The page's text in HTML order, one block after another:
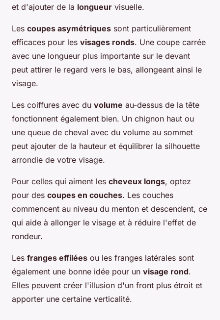
et d'ajouter de la longueur visuelle.
Les coupes asymétriques sont particulièrement
efficaces pour les visages ronds. Une coupe carrée
avec une longueur plus importante sur le devant
peut attirer le regard vers le bas, allongeant ainsi le
visage.
Les coiffures avec du volume au-dessus de la tête
fonctionnent également bien. Un chignon haut ou
une queue de cheval avec du volume au sommet
peut ajouter de la hauteur et équilibrer la silhouette
arrondie de votre visage.
Pour celles qui aiment les cheveux longs, optez
pour des coupes en couches. Les couches
commencent au niveau du menton et descendent, ce
qui aide à allonger le visage et à réduire l'effet de
rondeur.
Les franges effilées ou les franges latérales sont
également une bonne idée pour un visage rond.
Elles peuvent créer l'illusion d'un front plus étroit et
apporter une certaine verticalité.